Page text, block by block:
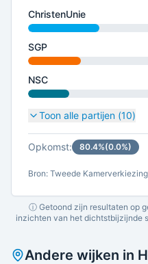
ChristenUnie
SGP
NSC
Toon alle partijen (10)
Opkomst: 80.4%(0.0%)
Bron: Tweede
ⓘ Getoond zijn resultaten op
inzichten van het dichtstbijzijnde
Andere wijken in